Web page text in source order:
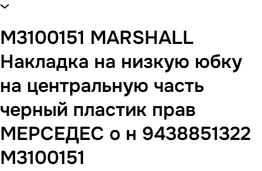
M3100151 MARSHALL
Накладка на низкую юбку
на центральную часть
черный пластик прав
МЕРСЕДЕС о н 9438851322
M3100151